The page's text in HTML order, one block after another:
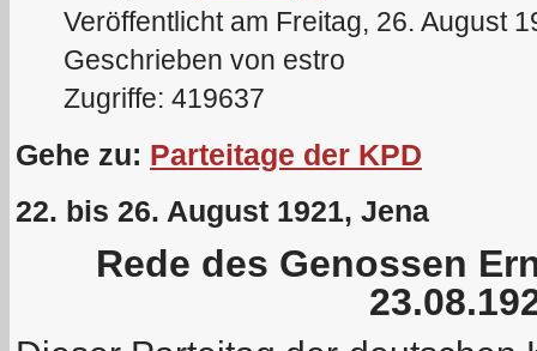
Veröffentlicht am Freitag, 26. August
Geschrieben von estro
Zugriffe: 419637
Gehe zu: Parteitage der KPD
22. bis 26. August 1921, Jena
Rede des Genossen